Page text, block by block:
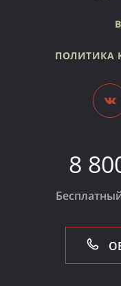
ПОЛИТИКА
8